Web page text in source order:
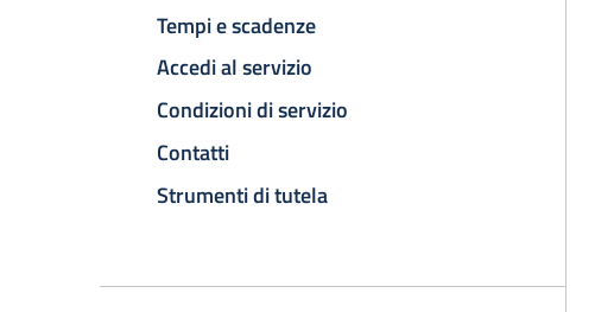
Tempi e scadenze
Accedi al servizio
Condizioni di servizio
Contatti
Strumenti di tutela